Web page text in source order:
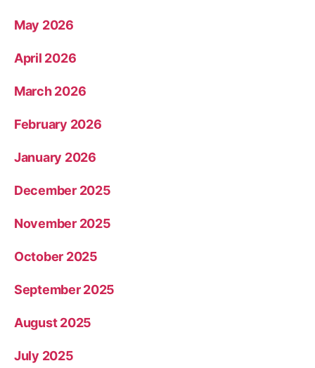
May 2026
April 2026
March 2026
February 2026
January 2026
December 2025
November 2025
October 2025
September 2025
August 2025
July 2025